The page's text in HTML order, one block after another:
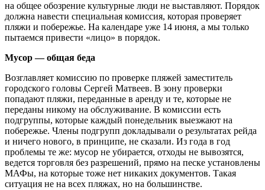
на общее обозрение культурные люди не выставляют. Порядок
должна навести специальная комиссия, которая проверяет
пляжи и побережье. На календаре уже 14 июня, а мы только
пытаемся привести «лицо» в порядок.
Мусор — общая беда
Возглавляет комиссию по проверке пляжей заместитель
городского головы Сергей Матвеев. В зону проверки
попадают пляжи, переданные в аренду и те, которые не
переданы никому на обслуживание. В комиссии есть
подгруппы, которые каждый понедельник выезжают на
побережье. Члены подгрупп докладывали о результатах рейда
и ничего нового, в принципе, не сказали. Из года в год
проблемы те же: мусор не убирается, отходы не вывозятся,
ведется торговля без разрешений, прямо на песке установлены
МАФы, на которые тоже нет никаких документов. Такая
ситуация не на всех пляжах, но на большинстве.